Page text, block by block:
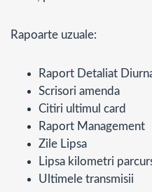
Rapoarte uzuale:
Raport Detaliat
Scrisori amenda
Citiri ultimul card
Raport Management
Zile Lipsa
Lipsa kilometri
Ultimele transmisii